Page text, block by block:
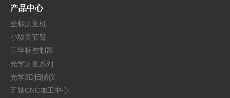
产品中心
坐标测量机
小坂关节臂
三坐标控制器
光学测量系列
光学3D扫描仪
五轴CNC加工中心